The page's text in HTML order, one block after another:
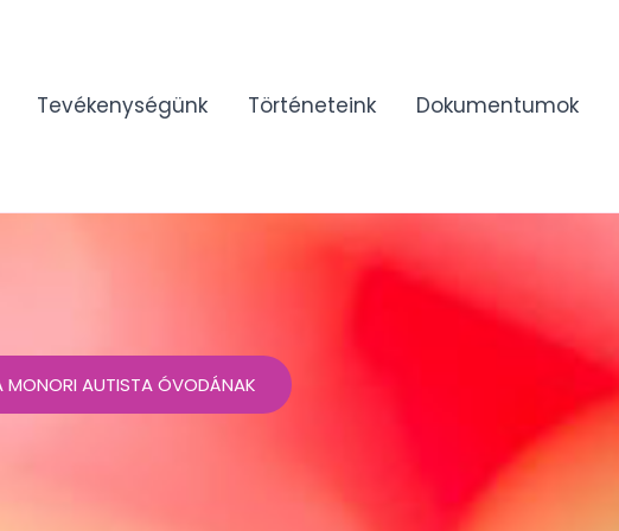
Tevékenységünk Történeteink Dokumentumok
MONORI AUTISTA ÓVODÁNAK